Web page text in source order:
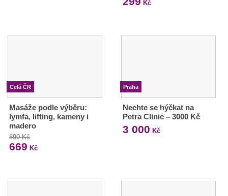
Kč
Celá ČR
Masáže podle výběru:
lymfa, lifting, kameny i
madero
890 Kč
669 Kč
Praha
Nechte se hýčkat na
Petra Clinic – 3000 Kč
3 000 Kč